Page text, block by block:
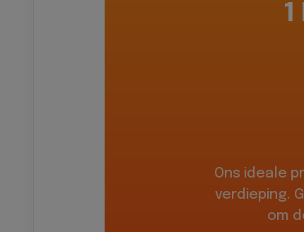
Ons ideale
verdieping.
om